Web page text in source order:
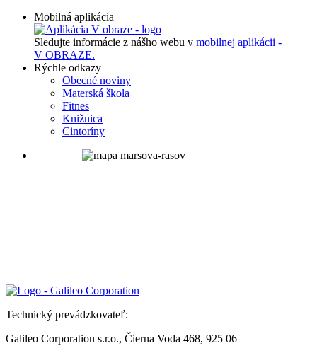
Mobilná aplikácia
Sledujte informácie z nášho webu v mobilnej aplikácii -
V OBRAZE.
Rýchle odkazy
Obecné noviny
Materská škola
Fitnes
Knižnica
Cintoríny
Technický prevádzkovateľ:
Galileo Corporation s.r.o., Čierna Voda 468, 925 06